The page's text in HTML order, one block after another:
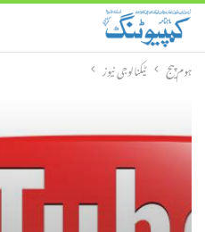
ہوم پیج ٹیکنالوجی نیوز